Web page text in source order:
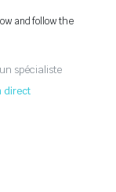
and follow the
spécialiste
direct